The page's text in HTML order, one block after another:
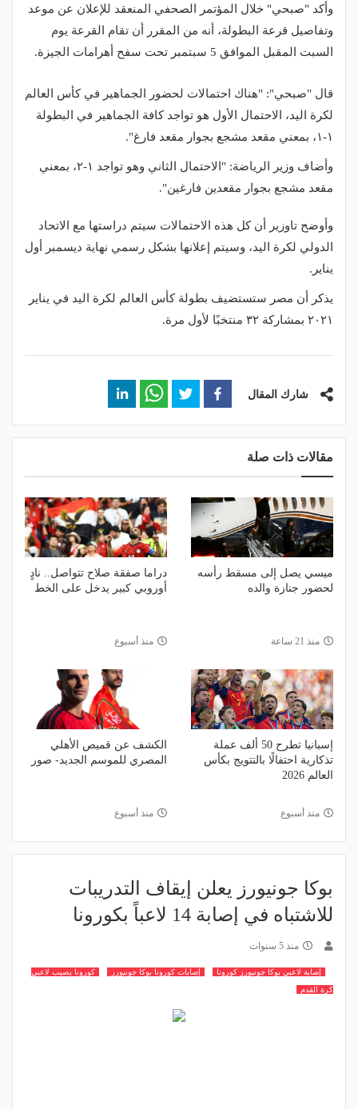
وأكد "صبحي" خلال المؤتمر الصحفي المنعقد للإعلان عن موعد
وتفاصيل قرعة البطولة، أنه من المقرر أن تقام القرعة يوم
السبت المقبل الموافق 5 سبتمبر تحت سفح أهرامات الجيزة.
قال "صبحي": "هناك احتمالات لحضور الجماهير في كأس العالم
لكرة اليد، الاحتمال الأول هو تواجد كافة الجماهير في البطولة
١-١، بمعني مقعد مشجع بجوار مقعد فارغ".
وأضاف وزير الرياضة: "الاحتمال الثاني وهو تواجد ١-٢، بمعني
مقعد مشجع بجوار مقعدين فارغين".
وأوضح تاوزير أن كل هذه الاحتمالات سيتم دراستها مع الاتحاد
الدولي لكرة اليد، وسيتم إعلانها بشكل رسمي نهاية ديسمبر أول
يناير.
يذكر أن مصر ستستضيف بطولة كأس العالم لكرة اليد في يناير
٢٠٢١ بمشاركة ٣٢ منتخبًا لأول مرة.
شارك المقال
مقالات ذات صلة
ميسي يصل إلى مسقط رأسه
لحضور جنازة والده
منذ 21 ساعة
دراما صفقة صلاح تتواصل.. نادٍ
أوروبي كبير يدخل على الخط
منذ أسبوع
إسبانيا تطرح 50 ألف عملة
تذكارية احتفالًا بالتتويج بكأس
العالم 2026
منذ أسبوع
الكشف عن قميص الأهلي
المصري للموسم الجديد- صور
منذ أسبوع
بوكا جونيورز يعلن إيقاف التدريبات
للاشتباه في إصابة 14 لاعباً بكورونا
منذ 5 سنوات
إصابة لاعبي بوكا جونيورز كورونا إصابات كورونا بوكا جونيورز
كورونا يصيب لاعبي
كرة القدم